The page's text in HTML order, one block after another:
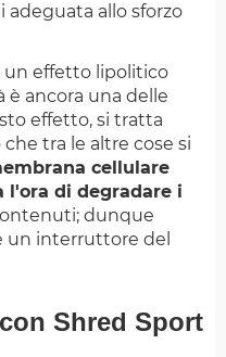
adeguata allo sforzo
un effetto lipolitico
è ancora una delle
effetto, si tratta
tra le altre cose si
cellulare
l'ora di degradare i
dunque
un interruttore del
Shred Sport